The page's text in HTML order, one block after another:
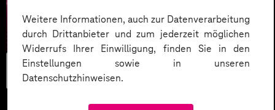
Weitere Informationen, auch zur Datenverarbeitung
durch Drittanbieter und zum jederzeit möglichen
Widerrufs Ihrer Einwilligung, finden Sie in den
Einstellungen sowie in unseren
Datenschutzhinweisen.
Workplace &
Mindset